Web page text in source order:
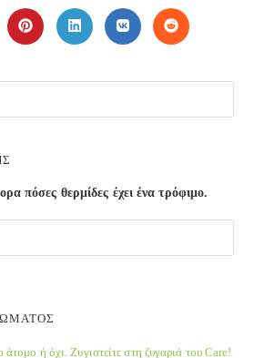
THIS
CONTENT
Opens
in
window
Opens
in
window
Opens
in
window
Opens
in
window
πόσες θερμίδες έχει ένα τρόφιμο.
ή όχι. Ζυγιστείτε στη ζυγαριά του Care!